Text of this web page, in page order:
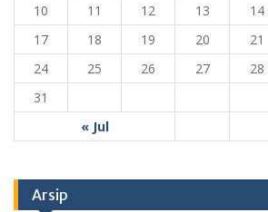
10
11 12 13 14
17
18 19 20 21
24
25 26 27 28
31
« Jul
Arsip